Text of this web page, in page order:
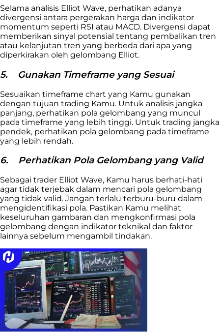
Selama analisis Elliot Wave, perhatikan adanya
divergensi antara pergerakan harga dan indikator
momentum seperti RSI atau MACD. Divergensi dapat
memberikan sinyal potensial tentang pembalikan tren
atau kelanjutan tren yang berbeda dari apa yang
diperkirakan oleh gelombang Elliot.
5. Gunakan Timeframe yang Sesuai
Sesuaikan timeframe chart yang Kamu gunakan
dengan tujuan trading Kamu. Untuk analisis jangka
panjang, perhatikan pola gelombang yang muncul
pada timeframe yang lebih tinggi. Untuk trading jangka
pendek, perhatikan pola gelombang pada timeframe
yang lebih rendah.
6. Perhatikan Pola Gelombang yang Valid
Sebagai trader Elliot Wave, Kamu harus berhati-hati
agar tidak terjebak dalam mencari pola gelombang
yang tidak valid. Jangan terlalu terburu-buru dalam
mengidentifikasi pola. Pastikan Kamu melihat
keseluruhan gambaran dan mengkonfirmasi pola
gelombang dengan indikator teknikal dan faktor
lainnya sebelum mengambil tindakan.